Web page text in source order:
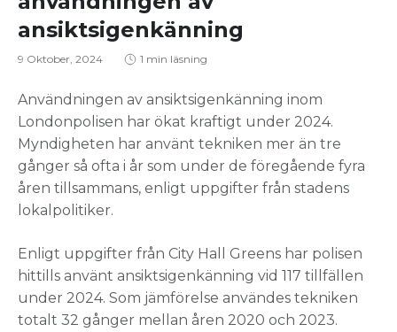
ansiktsigenkänning
9 Oktober, 2024 1 min läsning
Användningen av ansiktsigenkänning inom
Londonpolisen har ökat kraftigt under 2024.
Myndigheten har använt tekniken mer än tre
gånger så ofta i år som under de föregående fyra
åren tillsammans, enligt uppgifter från stadens
lokalpolitiker.
Enligt uppgifter från City Hall Greens har polisen
hittills använt ansiktsigenkänning vid 117 tillfällen
under 2024. Som jämförelse användes tekniken
totalt 32 gånger mellan åren 2020 och 2023.